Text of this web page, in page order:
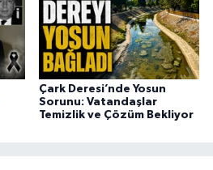
Çark Deresi’nde Yosun
Sorunu: Vatandaşlar
Temizlik ve Çözüm Bekliyor